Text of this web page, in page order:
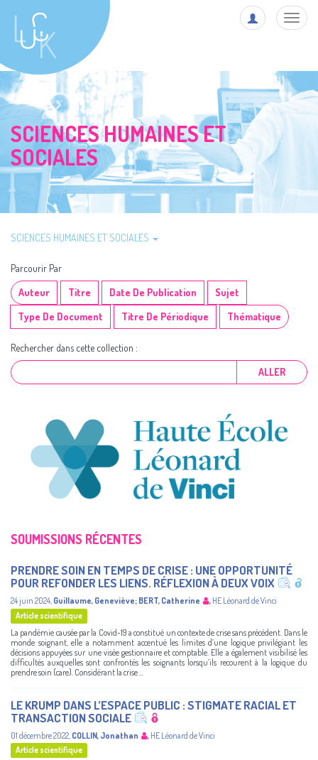
SCIENCES HUMAINES ET
SOCIALES
SCIENCES HUMAINES ET SOCIALES
Parcourir Par
Auteur
Titre Date De Publication
Sujet
Type De Document
Titre De Périodique Thématique
Rechercher dans cette collection :
ALLER
SOUMISSIONS RÉCENTES
PRENDRE SOIN EN TEMPS DE CRISE : UNE OPPORTUNITÉ
POUR REFONDER LES LIENS. RÉFLEXION À DEUX VOIX
24 juin 2024, Guillaume, Geneviève; BERT, Catherine , HE Léonard de Vinci
Article scientifique
La pandémie causée par la Covid-19 a constitué un contexte de crise sans précédent. Dans le
monde soignant, elle a notamment accentué les limites d’une logique privilégiant les
décisions appuyées sur une visée gestionnaire et comptable. Elle a également visibilisé les
difficultés auxquelles sont confrontés les soignants lorsqu’ils recourent à la logique du
prendre soin (care). Considérant la crise ...
LE KRUMP DANS L’ESPACE PUBLIC : STIGMATE RACIAL ET
TRANSACTION SOCIALE
01 décembre 2022 COLLIN, Jonathan , HE Léonard de Vinci
Article scientifique